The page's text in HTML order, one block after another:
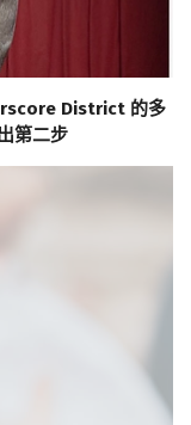
District 的多
第二步